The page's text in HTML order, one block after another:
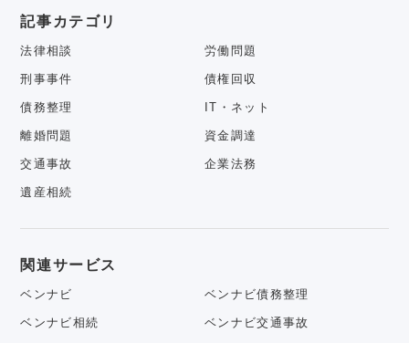
記事カテゴリ
法律相談 労働問題
刑事事件 債権回収
債務整理 IT・ネット
離婚問題 資金調達
交通事故 企業法務
遺産相続
関連サービス
ベンナビ ベンナビ債務整理
ベンナビ相続 ベンナビ交通事故